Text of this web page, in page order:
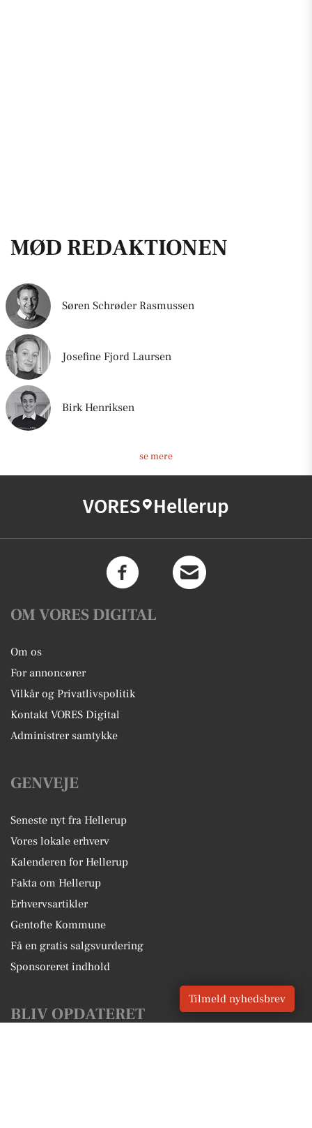
MØD REDAKTIONEN
Søren Schrøder Rasmussen
Josefine Fjord Laursen
Birk Henriksen
se mere
VORES Hellerup
OM VORES DIGITAL
Om os
For annoncører
Vilkår og Privatlivspolitik
Kontakt VORES Digital
Administrer samtykke
GENVEJE
Seneste nyt fra Hellerup
Vores lokale erhverv
Kalenderen for Hellerup
Fakta om Hellerup
Erhvervsartikler
Gentofte Kommune
Få en gratis salgsvurdering
Sponsoreret indhold
BLIV OPDATERET
Tilmeld nyhedsbrev